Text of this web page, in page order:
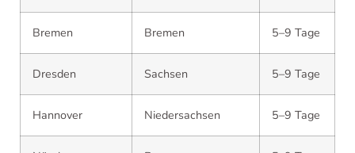
Bremen Bremen 5–9 Tage
Dresden Sachsen 5–9 Tage
Hannover Niedersachsen 5–9 Tage